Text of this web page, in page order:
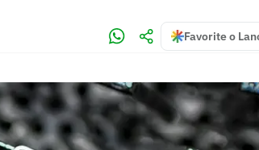
Favorite o